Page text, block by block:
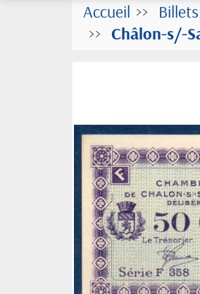
Accueil
Châlon-s/-